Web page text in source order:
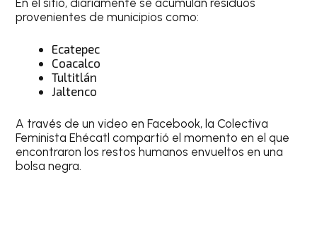
provenientes de municipios como:
Ecatepec
Coacalco
Tultitlán
Jaltenco
A través de un video en Facebook, la Colectiva
Feminista Ehécatl compartió el momento en el que
encontraron los restos humanos envueltos en una
bolsa negra.